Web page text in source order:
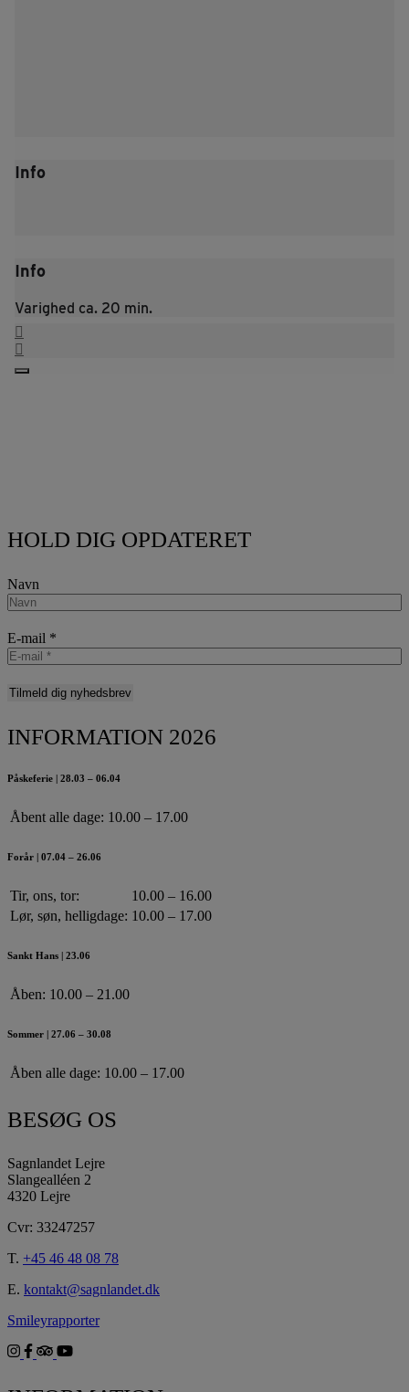
Info
Info
Varighed ca. 20 min.
HOLD DIG OPDATERET
Navn
E-mail *
INFORMATION 2026
Påskeferie | 28.03 – 06.04
Åbent alle dage: 10.00 – 17.00
Forår | 07.04 – 26.06
Tir, ons, tor:
10.00 – 16.00
Lør, søn, helligdage: 10.00 – 17.00
Sankt Hans | 23.06
Åben: 10.00 – 21.00
Sommer | 27.06 – 30.08
Åben alle dage: 10.00 – 17.00
BESØG OS
Sagnlandet Lejre
Slangealléen 2
4320 Lejre
Cvr: 33247257
T. +45 46 48 08 78
E. kontakt@sagnlandet.dk
Smileyrapporter